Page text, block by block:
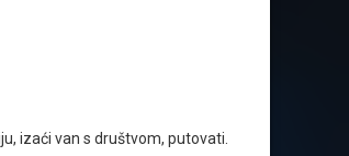
izaći van s društvom, putovati.